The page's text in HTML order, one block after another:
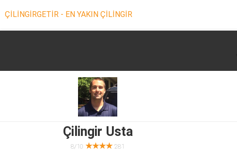
ÇİLİNGİRGETİR - EN YAKIN ÇİLİNGİR
Çilingir Usta
8/10 ★★★★281